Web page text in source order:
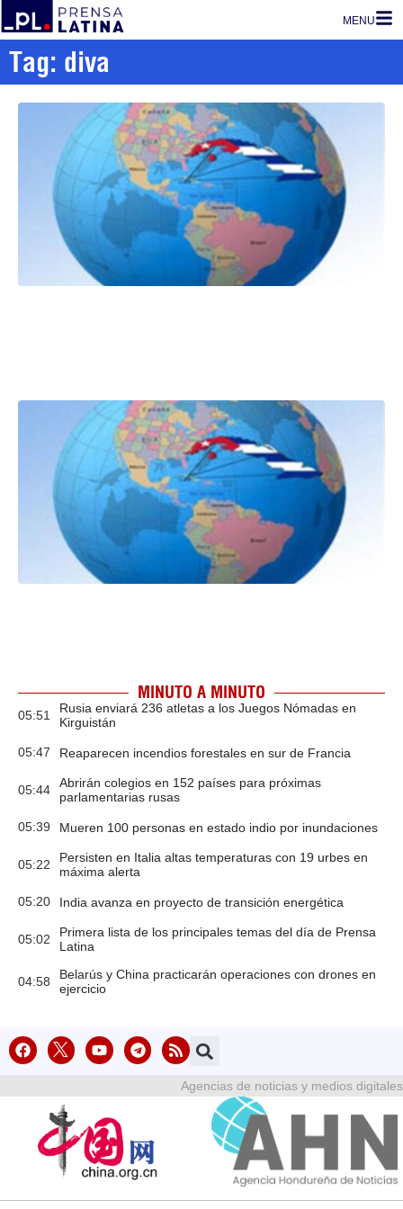
MENU
Tag: diva
MINUTO A MINUTO
05:51
Rusia enviará 236 atletas a los Juegos Nómadas en
Kirguistán
05:47 Reaparecen incendios forestales en sur de Francia
05:44
Abrirán colegios en 152 países para próximas
parlamentarias rusas
05:39 Mueren 100 personas en estado indio por inundaciones
05:22
Persisten en Italia altas temperaturas con 19 urbes en
máxima alerta
05:20 India avanza en proyecto de transición energética
05:02
Primera lista de los principales temas del día de Prensa
Latina
04:58
Belarús y China practicarán operaciones con drones en
ejercicio
Agencias de noticias y medios digitales